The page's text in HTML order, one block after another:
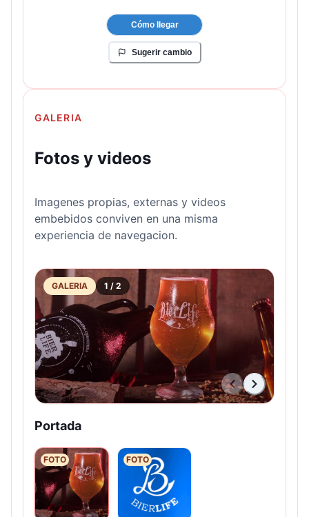
Cómo llegar
Sugerir cambio
GALERIA
Fotos y videos
Imagenes propias, externas y videos
embebidos conviven en una misma
experiencia de navegacion.
GALERIA 1 / 2
Portada
FOTO FOTO